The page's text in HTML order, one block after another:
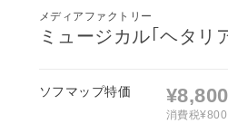
メディアファクトリー
ミュージカル｢ヘタリ
ソフマップ特価 ¥8,800
消費税¥800